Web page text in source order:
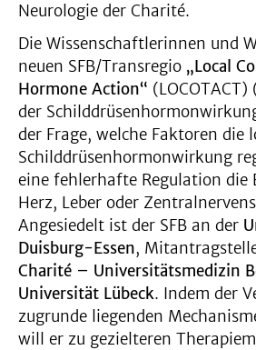
Neurologie der Charité.
Die Wissenschaftlerinnen und
neuen SFB/Transregio „Local
Hormone Action“
der
der Frage, welche Faktoren die
Schilddrüsenhormonwirkung
eine fehlerhafte Regulation die
Herz, Leber oder
Angesiedelt ist der SFB an der
Duisburg-Essen,
Charité – Universitätsmedizin
Universität Lübeck. Indem der
zugrunde liegenden
will er zu gezielteren